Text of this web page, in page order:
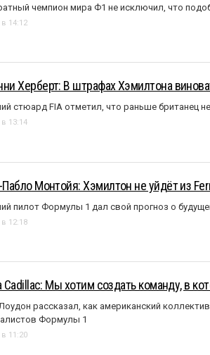
чемпион мира Ф1 не исключил, что
14:12
Херберт: В штрафах Хэмилтона
стюард FIA отметил, что раньше британец
13:14
Монтойя: Хэмилтон не уйдёт из
пилот Формулы 1 дал свой прогноз о
12:18
Cadillac: Мы хотим создать команду, в
рассказал, как американский
Формулы 1
11:20